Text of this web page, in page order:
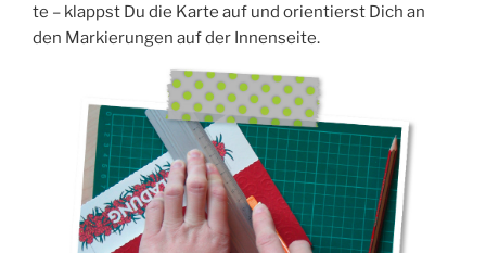
te – klappst Du die Kar­te auf und ori­en­tierst Dich an
den Mar­kie­run­gen auf der Innenseite.